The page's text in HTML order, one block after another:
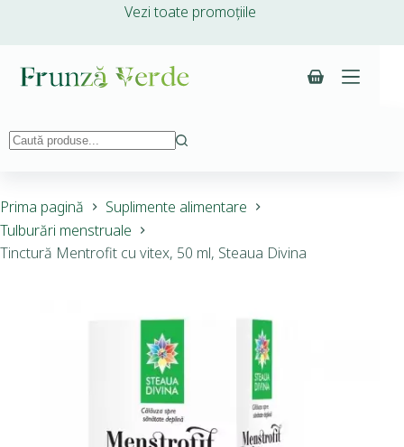
Vezi toate promoțiile
Prima pagină
Suplimente alimentare
Tulburări menstruale
Tinctură Mentrofit cu vitex, 50 ml, Steaua Divina